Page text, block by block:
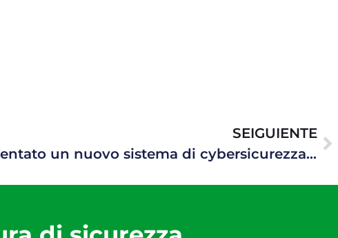
SEIGUIENTE
Abbiamo implementato un nuovo sistema di cybersicurezza per proteggere efficacemente Hawke Transit System dagli attacchi informatici.